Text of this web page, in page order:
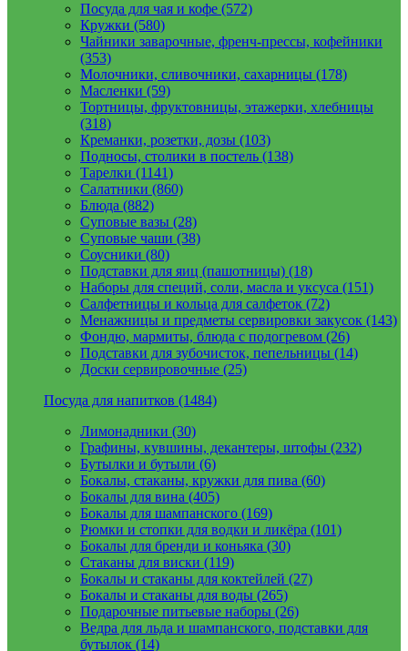
Посуда для чая и кофе (572)
Кружки (580)
Чайники заварочные, френч-прессы, кофейники
(353)
Молочники, сливочники, сахарницы (178)
Масленки (59)
Тортницы, фруктовницы, этажерки, хлебницы
(318)
Креманки, розетки, дозы (103)
Подносы, столики в постель (138)
Тарелки (1141)
Салатники (860)
Блюда (882)
Суповые вазы (28)
Суповые чаши (38)
Соусники (80)
Подставки для яиц (пашотницы) (18)
Наборы для специй, соли, масла и уксуса (151)
Салфетницы и кольца для салфеток (72)
Менажницы и предметы сервировки закусок (143)
Фондю, мармиты, блюда с подогревом (26)
Подставки для зубочисток, пепельницы (14)
Доски сервировочные (25)
Посуда для напитков (1484)
Лимонадники (30)
Графины, кувшины, декантеры, штофы (232)
Бутылки и бутыли (6)
Бокалы, стаканы, кружки для пива (60)
Бокалы для вина (405)
Бокалы для шампанского (169)
Рюмки и стопки для водки и ликёра (101)
Бокалы для бренди и коньяка (30)
Стаканы для виски (119)
Бокалы и стаканы для коктейлей (27)
Бокалы и стаканы для воды (265)
Подарочные питьевые наборы (26)
Ведра для льда и шампанского, подставки для
бутылок (14)